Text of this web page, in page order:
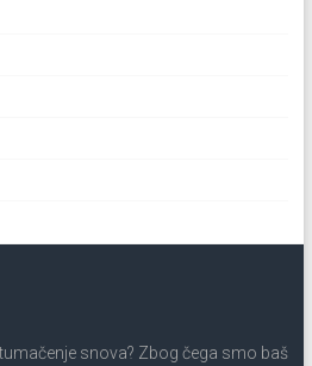
snova? Zbog čega smo baš